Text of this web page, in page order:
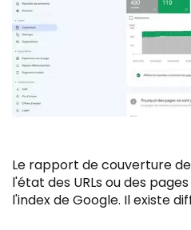
Le rapport de couverture
l'état des URLs ou des
l'index de Google. Il existe